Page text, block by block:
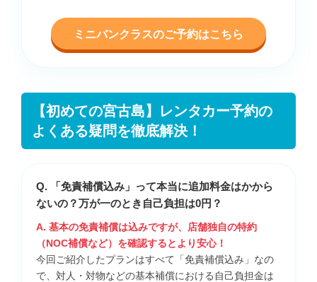
ミニバンクラスのご予約はこちら
【初めての宮古島】レンタカー予約の
よくある疑問を徹底解決！
Q. 「免責補償込み」って本当に追加料金はかから
ないの？万が一のとき自己負担は0円？
A. 基本の免責補償は込みですが、店舗独自の特約
（NOC補償など）を確認するとより安心！
今回ご紹介したプランはすべて「免責補償込み」なの
で、対人・対物などの基本補償における自己負担金は